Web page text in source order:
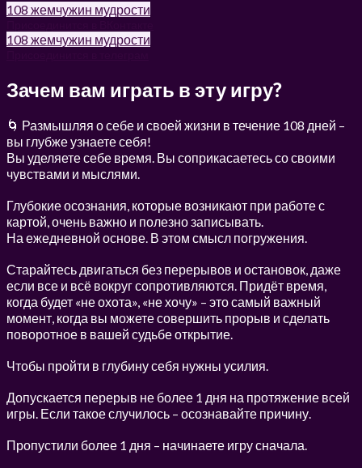
108 жемчужин мудрости
108 жемчужин мудрости
Зачем вам играть в эту игру?
🌀 Размышляя о себе и своей жизни в течение 108 дней –
вы глубже узнаете себя!
Вы уделяете себе время. Вы соприкасаетесь со своими
чувствами и мыслями.
Глубокие осознания, которые возникают при работе с
картой, очень важно и полезно записывать.⠀
На ежедневной основе. В этом смысл погружения.
Старайтесь двигаться без перерывов и остановок, даже
если все и всё вокруг сопротивляются. Придёт время,
когда будет «не охота», «не хочу» – это самый важный
момент, когда вы можете совершить прорыв и сделать
поворотное в вашей судьбе открытие.
Чтобы пройти в глубину себя нужны усилия.
Допускается перерыв не более 1 дня на протяжение всей
игры. Если такое случилось – осознавайте причину.
Пропустили более 1 дня – начинаете игру сначала.